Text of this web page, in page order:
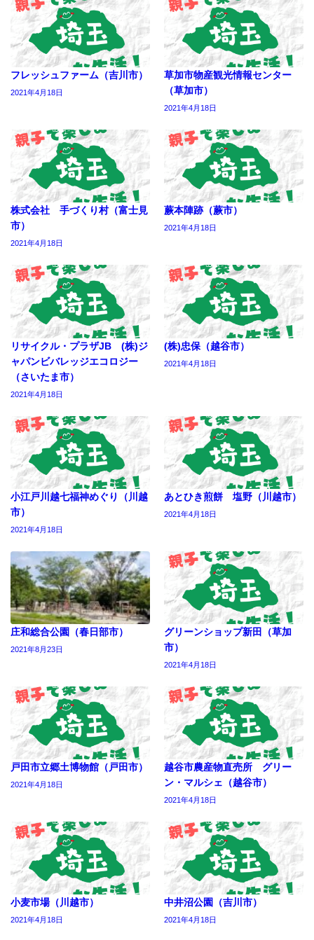
フレッシュファーム（吉川市）
2021年4月18日
草加市物産観光情報センター
（草加市）
2021年4月18日
株式会社 手づくり村（富士見
市）
2021年4月18日
蕨本陣跡（蕨市）
2021年4月18日
リサイクル・プラザJB (株)ジ
ャパンビバレッジエコロジー
（さいたま市）
2021年4月18日
(株)忠保（越谷市）
2021年4月18日
小江戸川越七福神めぐり（川越
市）
2021年4月18日
あとひき煎餅 塩野（川越市）
2021年4月18日
庄和総合公園（春日部市）
2021年8月23日
グリーンショップ新田（草加
市）
2021年4月18日
戸田市立郷土博物館（戸田市）
2021年4月18日
越谷市農産物直売所 グリー
ン・マルシェ（越谷市）
2021年4月18日
小麦市場（川越市）
2021年4月18日
中井沼公園（吉川市）
2021年4月18日